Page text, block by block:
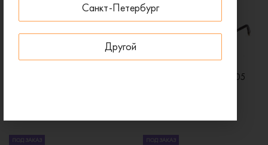
Санкт-Петербург
Другой
Очки для зрения FURLA 505
ПОД ЗАКАЗ ПОД ЗАКАЗ